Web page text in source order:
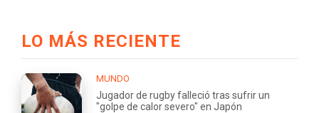
LO MÁS RECIENTE
MUNDO
Jugador de rugby falleció tras sufrir un
"golpe de calor severo" en Japón